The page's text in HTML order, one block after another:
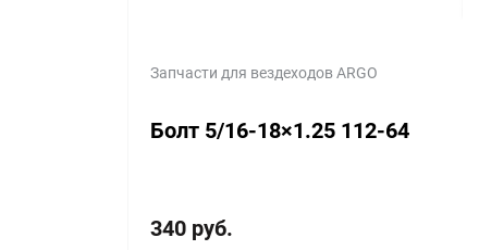
Запчасти для вездеходов ARGO
Болт 5/16-18×1.25 112-64
340 руб.